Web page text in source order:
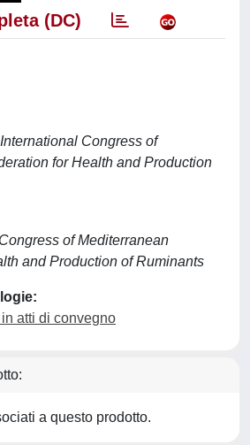
(DC)
Congress of
for Health and Production
of Mediterranean
and Production of Ruminants
atti di convegno
a questo prodotto.